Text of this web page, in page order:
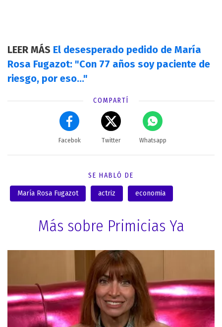
LEER MÁS El desesperado pedido de María
Rosa Fugazot: "Con 77 años soy paciente de
riesgo, por eso..."
COMPARTÍ
Facebok Twitter Whatsapp
SE HABLÓ DE
María Rosa Fugazot actriz economia
Más sobre Primicias Ya